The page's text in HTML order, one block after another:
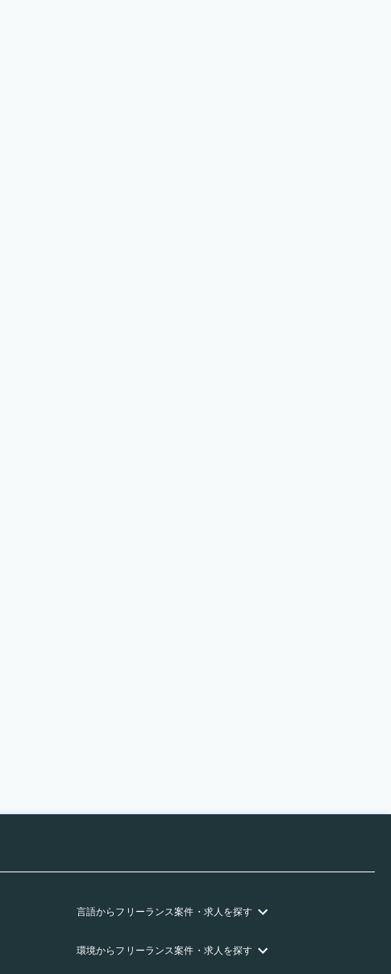
言語からフリーランス案件・求人を探す
環境からフリーランス案件・求人を探す